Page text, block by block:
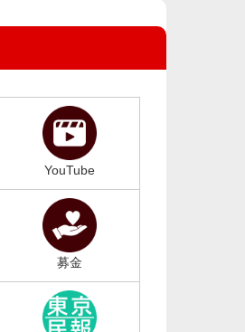
YouTube
募金